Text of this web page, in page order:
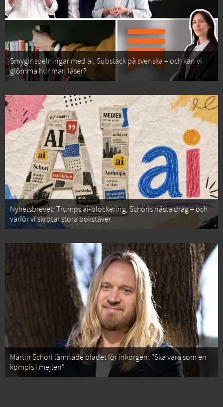
Smyginspelningar med ai, Substack på svenska – och kan vi
glömma hur man läser?
Nyhetsbrevet: Trumps ai-blockering, Schoris nästa drag – och
varför vi skrotar stora bokstäver
Martin Schori lämnade bladet för inkorgen: ”Ska vara som en
kompis i mejlen”